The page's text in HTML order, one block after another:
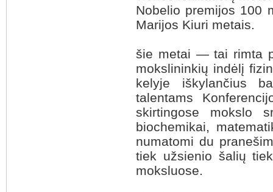
Nobelio premijos 100
Marijos Kiuri metais.
šie metai — tai rimta
mokslininkių indėlį
kelyje iškylančius
talentams
skirtingose mokslo
biochemikai,
numatomi du
tiek užsienio šalių
moksluose.